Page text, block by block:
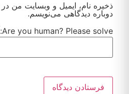
ذخیره نام، ایمیل و وبسایت من
دوباره دیدگاهی می‌نویسم.
Are you human? Please solve: